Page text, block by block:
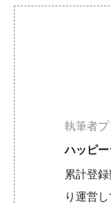
執筆者
ハッピ
累計登
り運営